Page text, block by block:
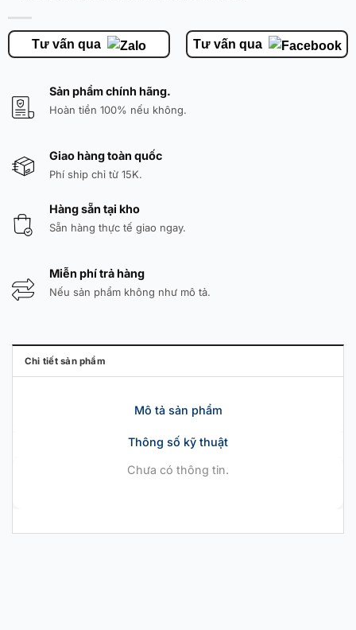
Tư vấn qua Tư vấn qua
Sản phẩm chính hãng.
Hoàn tiền 100% nếu không.
Giao hàng toàn quốc
Phí ship chỉ từ 15K.
Hàng sẵn tại kho
Sẵn hàng thực tế giao ngay.
Miễn phí trả hàng
Nếu sản phẩm không như mô tả.
Chi tiết sản phẩm
Mô tả sản phẩm
Thông số kỹ thuật
Chưa có thông tin.